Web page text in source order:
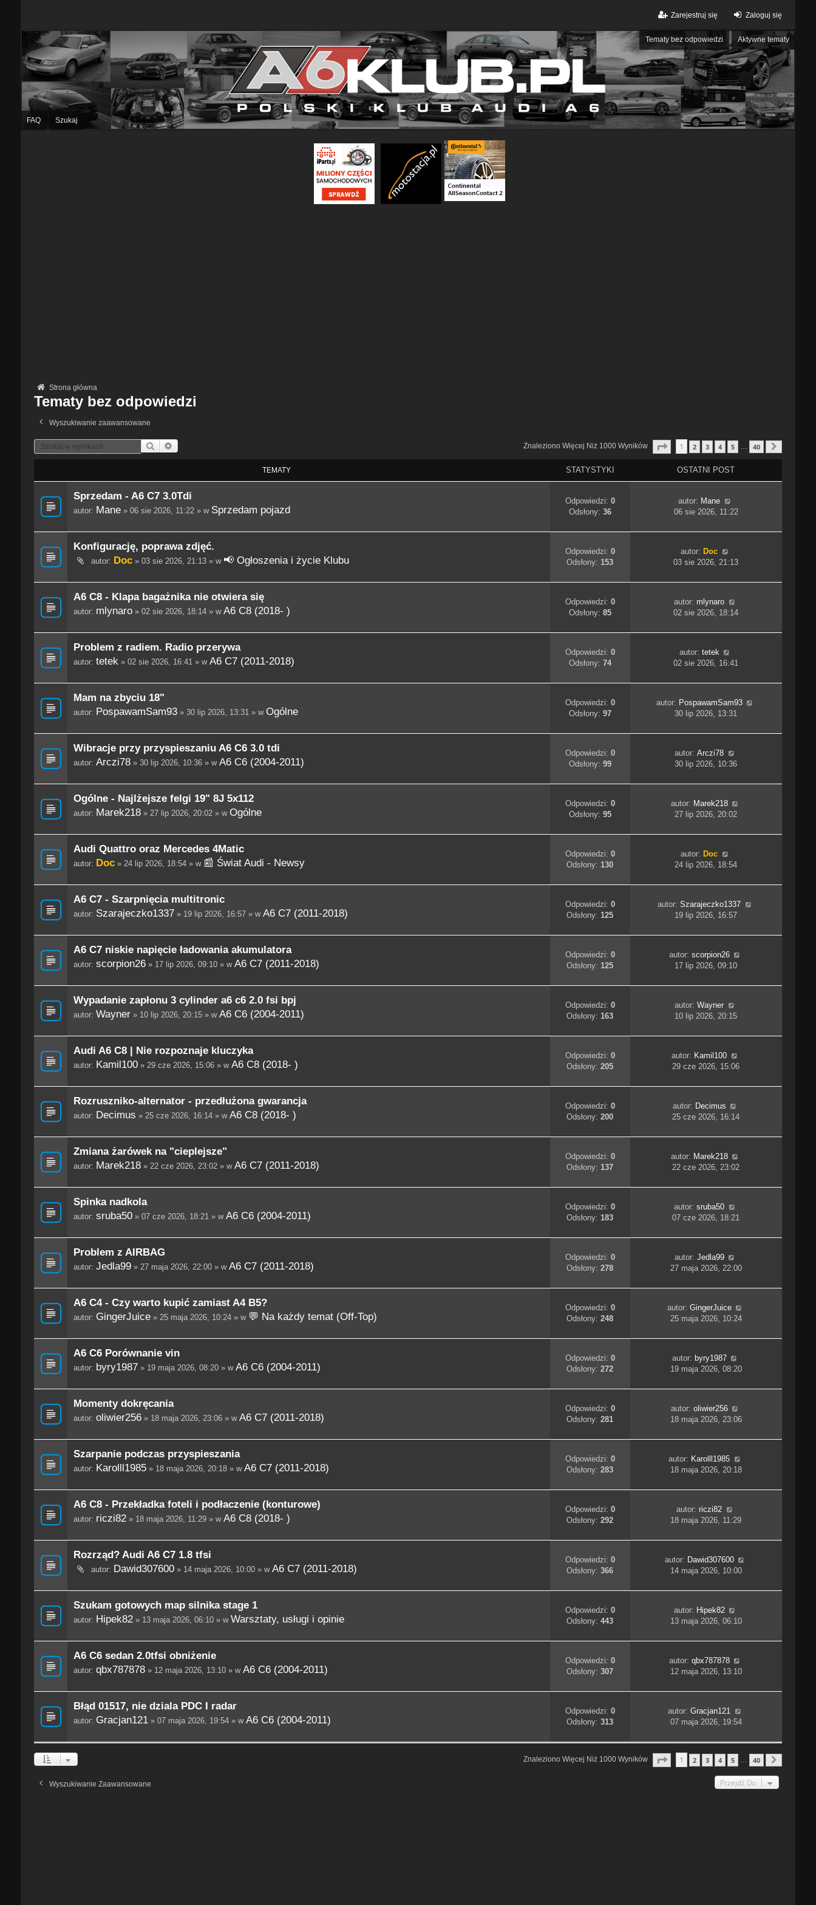
Zaloguj się
Zarejestruj się
Tematy bez odpowiedzi Aktywne tematy
FAQ Szukaj
Strona główna
Tematy bez odpowiedzi
Wyszukiwanie zaawansowane
Szukaj Znaleziono Więcej Niż 1000 Wyników Strona 1Z 40
1 2 3 4 5 … 40
TEMATY STATYSTYKI OSTATNI POST
Sprzedam - A6 C7 3.0Tdi
autor: Mane» 06 sie 2026, 11:22 » w Sprzedam pojazd
Odpowiedzi: 0
Odsłony: 36
autor: Mane
06 sie 2026, 11:22
Konfigurację, poprawa zdjęć.
autor: Doc» 03 sie 2026, 21:13 » w 📢 Ogłoszenia i życie Klubu
Odpowiedzi: 0
Odsłony:153
autor: Doc
03 sie 2026, 21:13
A6 C8 - Klapa bagażnika nie otwiera się
autor: mlynaro» 02 sie 2026, 18:14 » w A6 C8 (2018- )
Odpowiedzi: 0
Odsłony: 85
autor: mlynaro
02 sie 2026, 18:14
Problem z radiem. Radio przerywa
autor: tetek» 02 sie 2026, 16:41 » w A6 C7 (2011-2018)
Odpowiedzi: 0
Odsłony: 74
autor: tetek
02 sie 2026, 16:41
Mam na zbyciu 18"
autor: PospawamSam93» 30 lip 2026, 13:31 » w Ogólne
Odpowiedzi: 0
Odsłony: 97
autor: PospawamSam93
30 lip 2026, 13:31
Wibracje przy przyspieszaniu A6 C6 3.0 tdi
autor: Arczi78» 30 lip 2026, 10:36 » w A6 C6 (2004-2011)
Odpowiedzi: 0
Odsłony: 99
autor:Arczi78
30 lip 2026, 10:36
Ogólne - Najlżejsze felgi 19" 8J 5x112
autor: Marek218» 27 lip 2026, 20:02 » w Ogólne
Odpowiedzi: 0
Odsłony: 95
autor: Marek218
27 lip 2026, 20:02
Audi Quattro oraz Mercedes 4Matic
autor: Doc» 24 lip 2026, 18:54 » w 📰 Świat Audi - Newsy
Odpowiedzi: 0
Odsłony:130
autor: Doc
24 lip 2026, 18:54
A6 C7 - Szarpnięcia multitronic
autor: Szarajeczko1337 » 19 lip 2026, 16:57 » w A6 C7 (2011-2018)
Odpowiedzi: 0
Odsłony:125
autor:Szarajeczko1337
19 lip 2026, 16:57
A6 C7 niskie napięcie ładowania akumulatora
autor: scorpion26» 17 lip 2026, 09:10 » w A6 C7 (2011-2018)
Odpowiedzi: 0
Odsłony:125
autor: scorpion26
17 lip 2026, 09:10
Wypadanie zapłonu 3 cylinder a6 c6 2.0 fsi bpj
autor: Wayner» 10 lip 2026, 20:15 » w A6 C6 (2004-2011)
Odpowiedzi: 0
Odsłony:163
autor:Wayner
10 lip 2026, 20:15
Audi A6 C8 | Nie rozpoznaje kluczyka
autor: Kamil100» 29 cze 2026, 15:06 » w A6 C8 (2018- )
Odpowiedzi: 0
Odsłony:205
autor: Kamil100
29 cze 2026, 15:06
Rozruszniko-alternator - przedłużona gwarancja
autor: Decimus » 25 cze 2026, 16:14 » w A6 C8 (2018- )
Odpowiedzi: 0
Odsłony:200
autor: Decimus
25 cze 2026, 16:14
Zmiana żarówek na "cieplejsze"
autor: Marek218» 22 cze 2026, 23:02 » w A6 C7 (2011-2018)
Odpowiedzi: 0
Odsłony:137
autor: Marek218
22 cze 2026, 23:02
Spinka nadkola
autor: sruba50» 07 cze 2026, 18:21 » w A6 C6 (2004-2011)
Odpowiedzi: 0
Odsłony:183
autor:sruba50
07 cze 2026, 18:21
Problem z AIRBAG
autor: Jedla99» 27 maja 2026, 22:00 » w A6 C7 (2011-2018)
Odpowiedzi: 0
Odsłony:278
autor: Jedla99
27 maja 2026, 22:00
A6 C4 - Czy warto kupić zamiast A4 B5?
autor: GingerJuice» 25 maja 2026, 10:24 » w 💬 Na każdy temat (Off-Top)
Odpowiedzi: 0
Odsłony:248
autor: GingerJuice
25 maja 2026, 10:24
A6 C6 Porównanie vin
autor: byry1987 » 19 maja 2026, 08:20 » w A6 C6 (2004-2011)
Odpowiedzi: 0
Odsłony:272
autor: byry1987
19 maja 2026, 08:20
Momenty dokręcania
autor: oliwier256» 18 maja 2026, 23:06 » w A6 C7 (2011-2018)
Odpowiedzi: 0
Odsłony:281
autor: oliwier256
18 maja 2026, 23:06
Szarpanie podczas przyspieszania
autor: Karolll1985» 18 maja 2026, 20:18 » w A6 C7 (2011-2018)
Odpowiedzi: 0
Odsłony:283
autor: Karolll1985
18 maja 2026, 20:18
A6 C8 - Przekładka foteli i podłaczenie (konturowe)
autor: riczi82» 18 maja 2026, 11:29 » w A6 C8 (2018- )
Odpowiedzi: 0
Odsłony:292
autor:riczi82
18 maja 2026, 11:29
Rozrząd? Audi A6 C7 1.8 tfsi
autor: Dawid307600» 14 maja 2026, 10:00 » w A6 C7 (2011-2018)
Odpowiedzi: 0
Odsłony:366
autor: Dawid307600
14 maja 2026, 10:00
Szukam gotowych map silnika stage 1
autor: Hipek82» 13 maja 2026, 06:10 » w Warsztaty, usługi i opinie
Odpowiedzi: 0
Odsłony:443
autor: Hipek82
13 maja 2026, 06:10
A6 C6 sedan 2.0tfsi obniżenie
autor: qbx787878» 12 maja 2026, 13:10 » w A6 C6 (2004-2011)
Odpowiedzi: 0
Odsłony:307
autor: qbx787878
12 maja 2026, 13:10
Błąd 01517, nie dziala PDC I radar
autor: Gracjan121» 07 maja 2026, 19:54 » w A6 C6 (2004-2011)
Odpowiedzi: 0
Odsłony:313
autor:Gracjan121
07 maja 2026, 19:54
Znaleziono Więcej Niż 1000 Wyników Strona 1Z 40
1 2 3 4 5 … 40
Wyszukiwanie Zaawansowane Przejdź Do